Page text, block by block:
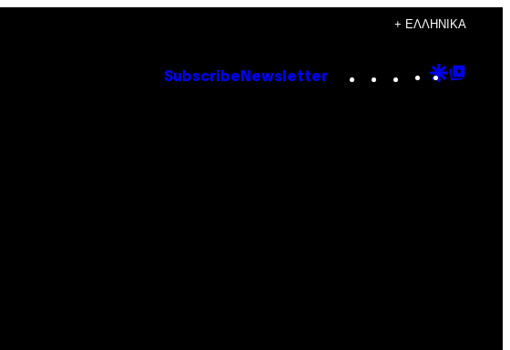
+ ΕΛΛΗΝΙΚΆ
Subscribe Newsletter Instagram
TikTok
YouTube
Google